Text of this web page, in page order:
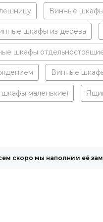
Винные
шкафы из дерева
шкафы
Винные
маленькие)
скоро мы наполним её